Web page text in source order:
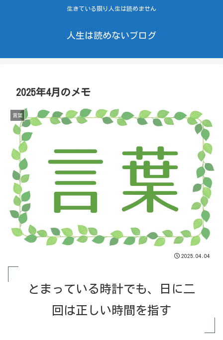
生きている限り人生は読めません
人生は読めないブログ
2025年4月のメモ
言葉
2025.04.04
とまっている時計でも、日に二
回は正しい時間を指す